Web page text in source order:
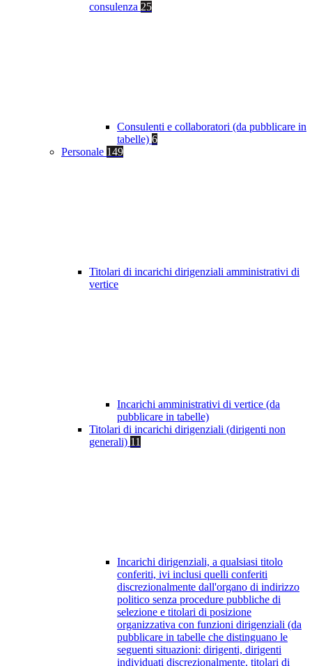
consulenza 25
Consulenti e collaboratori (da pubblicare in
tabelle) 6
Personale 149
Titolari di incarichi dirigenziali amministrativi di
vertice
Incarichi amministrativi di vertice (da
pubblicare in tabelle)
Titolari di incarichi dirigenziali (dirigenti non
generali) 11
Incarichi dirigenziali, a qualsiasi titolo
conferiti, ivi inclusi quelli conferiti
discrezionalmente dall'organo di indirizzo
politico senza procedure pubbliche di
selezione e titolari di posizione
organizzativa con funzioni dirigenziali (da
pubblicare in tabelle che distinguano le
seguenti situazioni: dirigenti, dirigenti
individuati discrezionalmente, titolari di